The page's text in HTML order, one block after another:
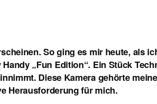
So ging es mir heute, als
„Fun Edition“. Ein Stück
Diese Kamera gehörte
Herausforderung für mich.